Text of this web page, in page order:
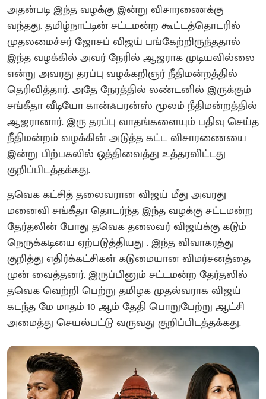
அதன்படி இந்த வழக்கு இன்று விசாரணைக்கு
வந்தது. தமிழ்நாட்டின் சட்டமன்ற கூட்டத்தொடரில்
முதலமைச்சர் ஜோசப் விஜய் பங்கேற்றிருந்ததால்
இந்த வழக்கில் அவர் நேரில் ஆஜராக முடியவில்லை
என்று அவரது தரப்பு வழக்கறிஞர் நீதிமன்றத்தில்
தெரிவித்தார். அதே நேரத்தில் லண்டனில் இருக்கும்
சங்கீதா வீடியோ கான்ஃபரன்ஸ் மூலம் நீதிமன்றத்தில்
ஆஜரானார். இரு தரப்பு வாதங்களையும் பதிவு செய்த
நீதிமன்றம் வழக்கின் அடுத்த கட்ட விசாரணையை
இன்று பிற்பகலில் ஒத்திவைத்து உத்தரவிட்டது
குறிப்பிடத்தக்கது.
தவெக கட்சித் தலைவரான விஜய் மீது அவரது
மனைவி சங்கீதா தொடர்ந்த இந்த வழக்கு சட்டமன்ற
தேர்தலின் போது தவெக தலைவர் விஜய்க்கு கடும்
நெருக்கடியை ஏற்படுத்தியது . இந்த விவாகரத்து
குறித்து எதிர்க்கட்சிகள் கடுமையான விமர்சனத்தை
முன் வைத்தனர். இருப்பினும் சட்டமன்ற தேர்தலில்
தவெக வெற்றி பெற்று தமிழக முதல்வராக விஜய்
கடந்த மே மாதம் 10 ஆம் தேதி பொறுபேற்று ஆட்சி
அமைத்து செயல்பட்டு வருவது குறிப்பிடத்தக்கது.